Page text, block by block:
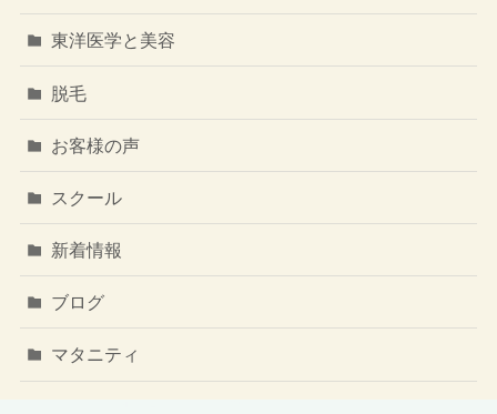
東洋医学と美容
脱毛
お客様の声
スクール
新着情報
ブログ
マタニティ